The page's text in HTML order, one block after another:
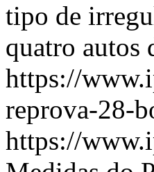
tipo de
quatro autos
https://
reprova-28-
https://